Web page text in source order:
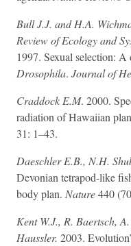
Bull J.J. and H.A.
Review of Ecology and
1997. Sexual selection:
Drosophila. Journal of
Craddock E.M. 2000.
radiation of Hawaiian
31: 1–43.
Daeschler E.B., N.H.
Devonian tetrapod-like
body plan. Nature440
Kent W.J., R. Baertsch,
Haussler. 2003.